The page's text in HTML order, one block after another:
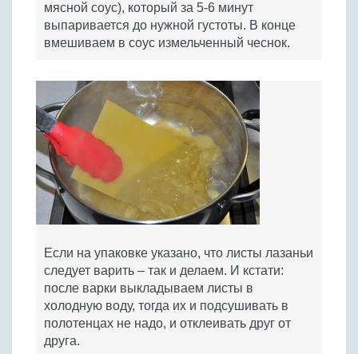
мясной соус), который за 5-6 минут
выпаривается до нужной густоты. В конце
вмешиваем в соус измельченный чеснок.
Если на упаковке указано, что листы лазаньи
следует варить – так и делаем. И кстати:
после варки выкладываем листы в
холодную воду, тогда их и подсушивать в
полотенцах не надо, и отклеивать друг от
друга.